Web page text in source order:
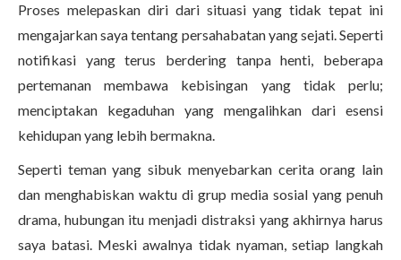
Proses melepaskan diri dari situasi yang tidak tepat ini
mengajarkan saya tentang persahabatan yang sejati. Seperti
notifikasi yang terus berdering tanpa henti, beberapa
pertemanan membawa kebisingan yang tidak perlu;
menciptakan kegaduhan yang mengalihkan dari esensi
kehidupan yang lebih bermakna.
Seperti teman yang sibuk menyebarkan cerita orang lain
dan menghabiskan waktu di grup media sosial yang penuh
drama, hubungan itu menjadi distraksi yang akhirnya harus
saya batasi. Meski awalnya tidak nyaman, setiap langkah